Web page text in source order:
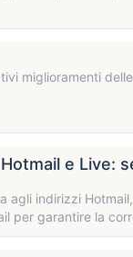
miglioramenti
e Live:
agli indirizzi
per garantire la